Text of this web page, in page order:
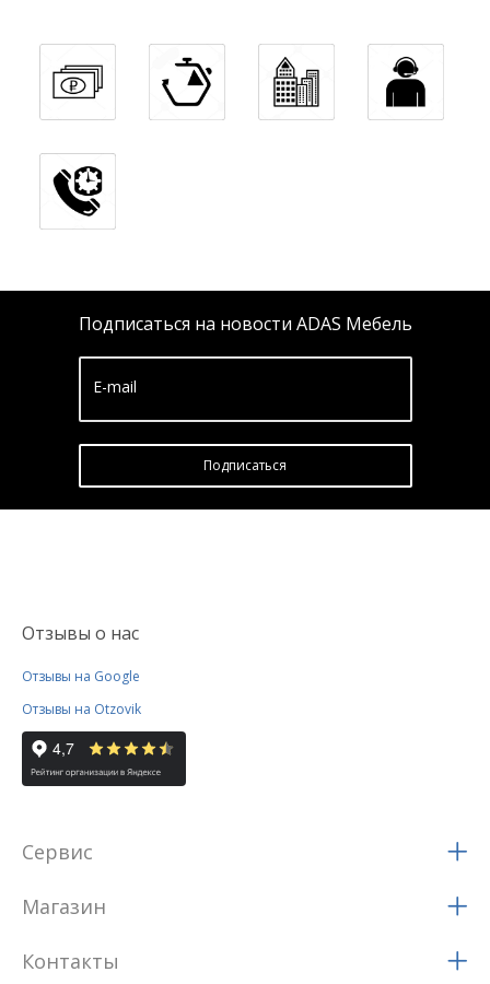
Подписаться на новости ADAS Мебель
E-mail
Подписатьcя
Отзывы о нас
Отзывы на Google
Отзывы на Otzovik
Сервис
Магазин
Контакты